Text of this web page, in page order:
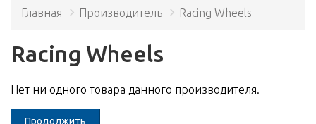
Главная Производитель Racing Wheels
Racing Wheels
Нет ни одного товара данного производителя.
Продолжить